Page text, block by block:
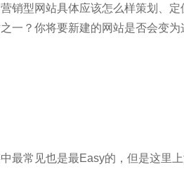
销型网站具体应该怎么样策划、
一？你将要新建的网站是否会变为
最常见也是最Easy的，但是这里